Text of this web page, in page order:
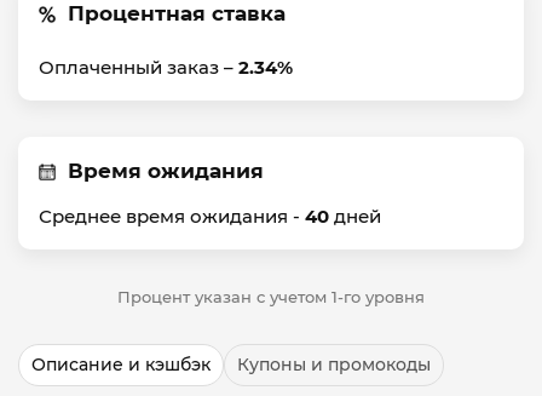
Процентная ставка
Оплаченный заказ – 2.34%
Время ожидания
Среднее время ожидания - 40 дней
Процент указан с учетом 1-го уровня
Описание и кэшбэк Купоны и промокоды